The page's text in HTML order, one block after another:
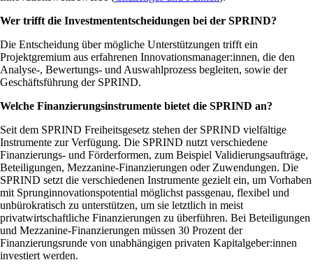
Wer trifft die Investmententscheidungen bei der SPRIND?
Die Entscheidung über mögliche Unterstützungen trifft ein
Projektgremium aus erfahrenen Innovationsmanager:innen, die den
Analyse-, Bewertungs- und Auswahlprozess begleiten, sowie der
Geschäftsführung der SPRIND.
Welche Finanzierungsinstrumente bietet die SPRIND an?
Seit dem SPRIND Freiheitsgesetz stehen der SPRIND vielfältige
Instrumente zur Verfügung. Die SPRIND nutzt verschiedene
Finanzierungs- und Förderformen, zum Beispiel Validierungsaufträge,
Beteiligungen, Mezzanine-Finanzierungen oder Zuwendungen. Die
SPRIND setzt die verschiedenen Instrumente gezielt ein, um Vorhaben
mit Sprunginnovationspotential möglichst passgenau, flexibel und
unbürokratisch zu unterstützen, um sie letztlich in meist
privatwirtschaftliche Finanzierungen zu überführen. Bei Beteiligungen
und Mezzanine-Finanzierungen müssen 30 Prozent der
Finanzierungsrunde von unabhängigen privaten Kapitalgeber:innen
investiert werden.